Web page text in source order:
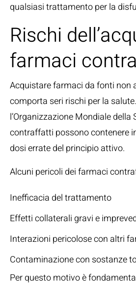
qualsiasi trattamento per la
Rischi
farmaci
Acquistare farmaci da fonti non
comporta seri rischi per la
l’Organizzazione Mondiale della
contraffatti possono contenere
dosi errate del principio attivo.
Alcuni pericoli dei farmaci
Inefficacia del trattamento
Effetti collaterali gravi e
Interazioni pericolose con altri
Contaminazione con sostanze
Per questo motivo è